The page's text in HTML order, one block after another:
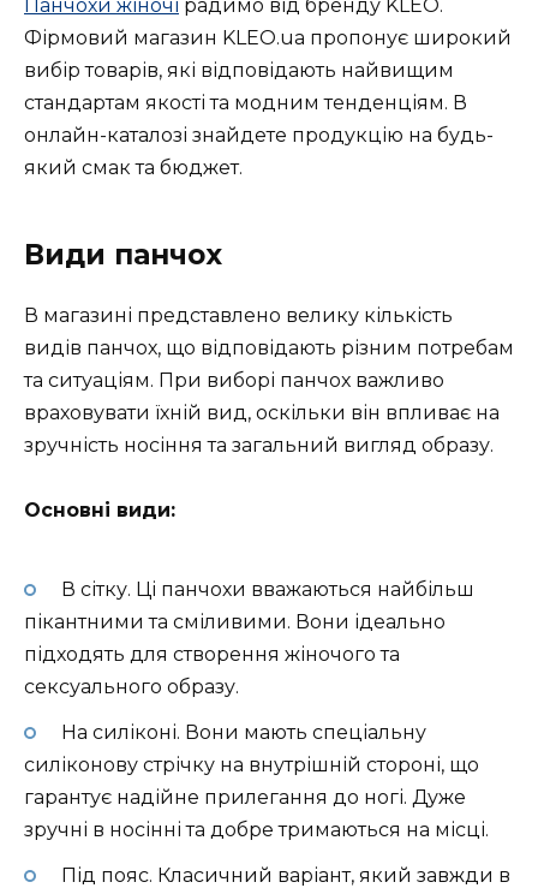
Панчохи жіночі радимо від бренду KLEO.
Фірмовий магазин KLEO.ua пропонує широкий
вибір товарів, які відповідають найвищим
стандартам якості та модним тенденціям. В
онлайн-каталозі знайдете продукцію на будь-
який смак та бюджет.
Види панчох
В магазині представлено велику кількість
видів панчох, що відповідають різним потребам
та ситуаціям. При виборі панчох важливо
враховувати їхній вид, оскільки він впливає на
зручність носіння та загальний вигляд образу.
Основні види:
В сітку. Ці панчохи вважаються найбільш
пікантними та сміливими. Вони ідеально
підходять для створення жіночого та
сексуального образу.
На силіконі. Вони мають спеціальну
силіконову стрічку на внутрішній стороні, що
гарантує надійне прилегання до ногі. Дуже
зручні в носінні та добре тримаються на місці.
Під пояс. Класичний варіант, який завжди в